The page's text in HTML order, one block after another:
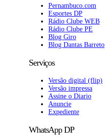
Pernambuco.com
Esportes DP
Rádio Clube WEB
Rádio Clube PE
Blog Giro
Blog Dantas Barreto
Serviços
Versão digital (flip)
Versão impressa
Assine o Diario
Anuncie
Expediente
WhatsApp DP